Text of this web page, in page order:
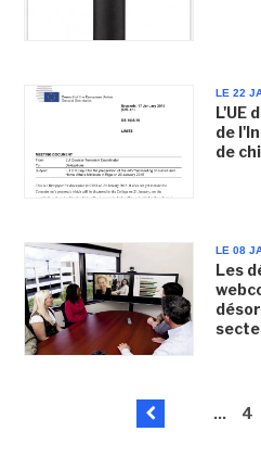
LE 22
L'UE
de
de
LE 08
Les
... 4